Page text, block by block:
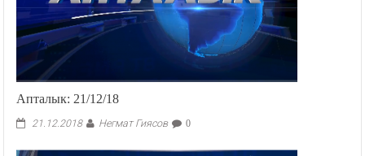
Апталык: 21/12/18
21.12.2018 Негмат Гиясов 0